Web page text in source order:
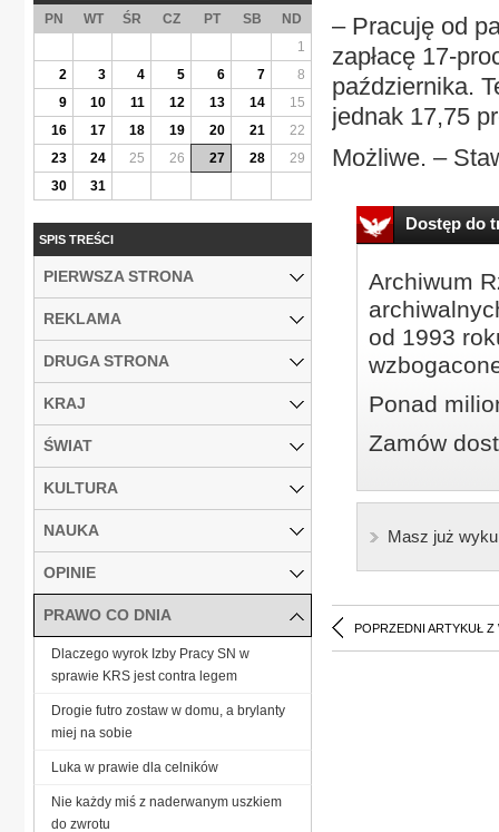
– Pracuję od
zapłacę 17-
października.
jednak 17,75
Możliwe. –
Dostęp do
Archiwum
od 1993
Ponad
Zamów
Masz już
POPRZEDNI ARTYKUŁ Z
PN WT ŚR CZ PT SB
ND
1
2
3 4 5 6 7
8
9
10 11 12 13 14
15
16
17 18 19 20 21
22
23
24 25 26 27 28
29
30
31
SPIS TREŚCI
PIERWSZA STRONA
REKLAMA
DRUGA STRONA
KRAJ
ŚWIAT
KULTURA
NAUKA
OPINIE
PRAWO CO DNIA
Dlaczego wyrok Izby Pracy SN w
sprawie KRS jest contra legem
Drogie futro zostaw w domu, a brylanty
miej na sobie
Luka w prawie dla celników
Nie każdy miś z naderwanym uszkiem
do zwrotu